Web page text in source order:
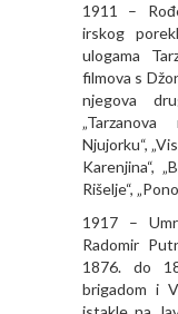
1911 –
irskog
ulogama
filmova s
njegova
Njujorku“,
Karenjina“,
Rišelje“,
1917 –
Radomir
1876. do
brigadom i